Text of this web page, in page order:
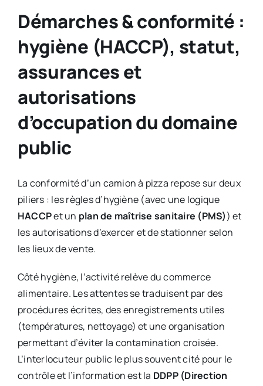
Démarches & conformité :
hygiène (HACCP), statut,
assurances et
autorisations
d’occupation du domaine
public
La conformité d’un camion à pizza repose sur deux
piliers : les règles d’hygiène (avec une logique
HACCPet un plan de maîtrise sanitaire (PMS)) et
les autorisations d’exercer et de stationner selon
les lieux de vente.
Côté hygiène, l’activité relève du commerce
alimentaire. Les attentes se traduisent par des
procédures écrites, des enregistrements utiles
(températures, nettoyage) et une organisation
permettant d’éviter la contamination croisée.
L’interlocuteur public le plus souvent cité pour le
contrôle et l’information est la DDPP (Direction